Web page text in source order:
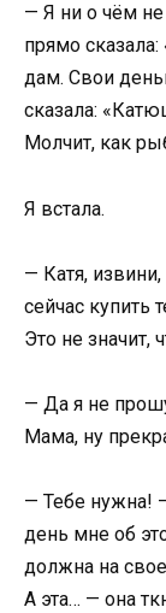
— Я ни о чём
прямо
дам. Свои
сказала:
Молчит, как
Я встала.
— Катя,
сейчас купить
Это не значит,
— Да я не
Мама, ну
— Тебе нужна!
день мне об
должна на
А эта… — она